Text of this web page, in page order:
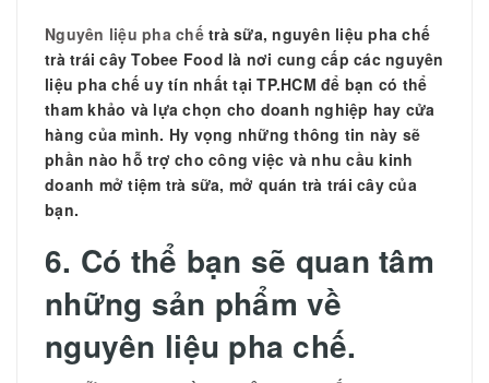
Nguyên liệu pha chếtrà sữa, nguyên liệu pha chế
trà trái cây Tobee Food là nơi cung cấp các nguyên
liệu pha chế uy tín nhất tại TP.HCM để bạn có thể
tham khảo và lựa chọn cho doanh nghiệp hay cửa
hàng của mình. Hy vọng những thông tin này sẽ
phần nào hỗ trợ cho công việc và nhu cầu kinh
doanh mở tiệm trà sữa, mở quán trà trái cây của
bạn.
6. Có thể bạn sẽ quan tâm
những sản phẩm về
nguyên liệu pha chế.